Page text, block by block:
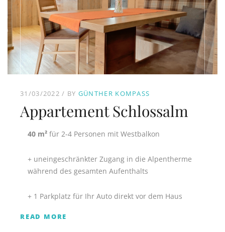
31/03/2022 BY GÜNTHER KOMPASS
Appartement Schlossalm
40 m² für 2-4 Personen mit Westbalkon
+ uneingeschränkter Zugang in die Alpentherme
während des gesamten Aufenthalts
+ 1 Parkplatz für Ihr Auto direkt vor dem Haus
READ MORE